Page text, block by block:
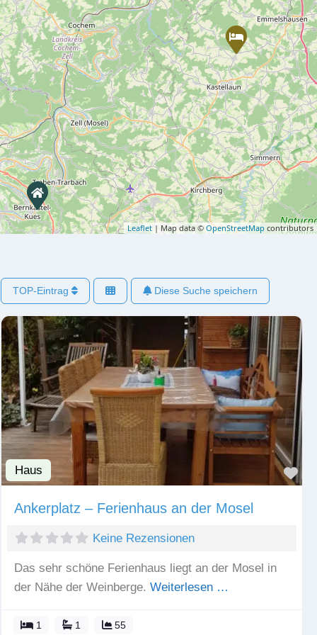
Leaflet | Map data © OpenStreetMap contributors
TOP-Eintrag Diese Suche speichern
Haus
Ankerplatz – Ferienhaus an der Mosel
Keine Rezensionen
Das sehr schöne Ferienhaus liegt an der Mosel in
der Nähe der Weinberge. Weiterlesen …
1 1 55